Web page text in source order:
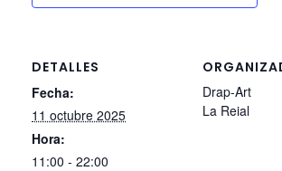
DETALLES
Fecha:
11 octubre 2025
Hora:
11:00 - 22:00
Drap-Art
La Reial